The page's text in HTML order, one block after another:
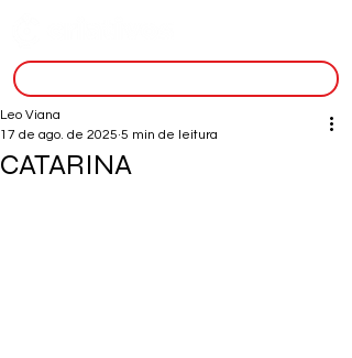
CATARINA
Leo Viana
17 de ago. de 2025 5 min de leitura